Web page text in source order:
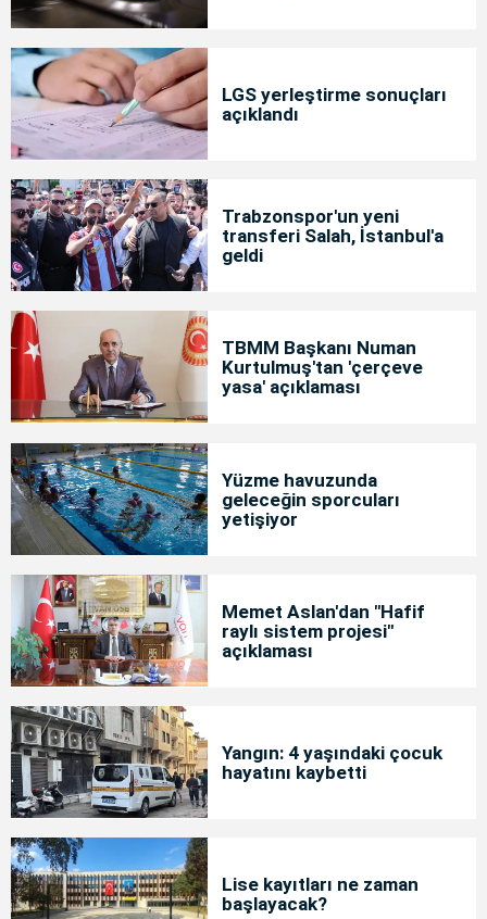
LGS yerleştirme sonuçları
açıklandı
Trabzonspor'un yeni
transferi Salah, İstanbul'a
geldi
TBMM Başkanı Numan
Kurtulmuş'tan 'çerçeve
yasa' açıklaması
Yüzme havuzunda
geleceğin sporcuları
yetişiyor
Memet Aslan'dan "Hafif
raylı sistem projesi"
açıklaması
Yangın: 4 yaşındaki çocuk
hayatını kaybetti
Lise kayıtları ne zaman
başlayacak?